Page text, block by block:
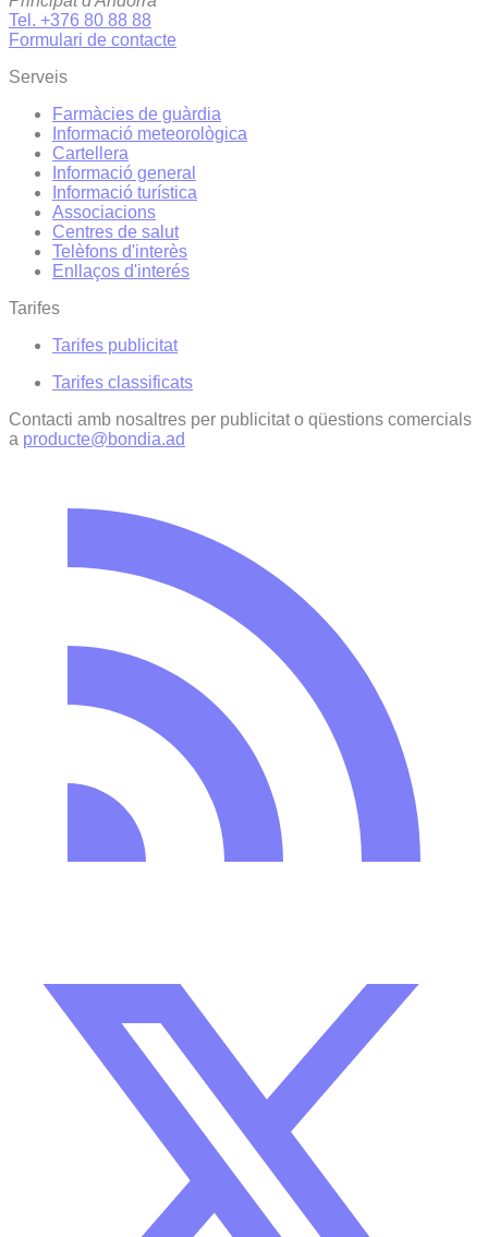
Tel. +376 80 88 88
Formulari de contacte
Serveis
Farmàcies de guàrdia
Informació meteorològica
Cartellera
Informació general
Informació turística
Associacions
Centres de salut
Telèfons d'interès
Enllaços d'interés
Tarifes
Tarifes publicitat
Tarifes classificats
Contacti amb nosaltres per publicitat o qüestions comercials
a producte@bondia.ad